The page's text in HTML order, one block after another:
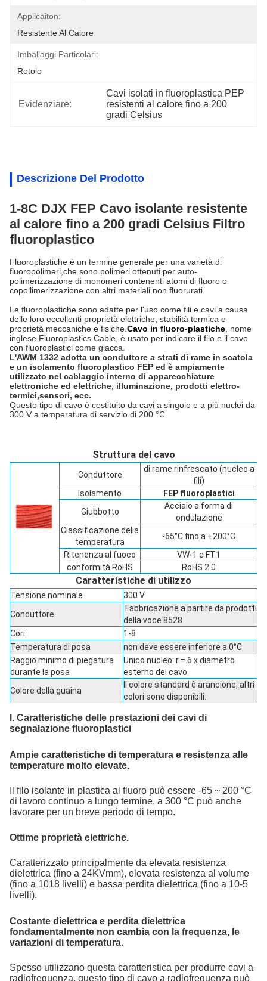
Applicaiton:
Resistente Al Calore
Imballaggi Particolari:
Rotolo
Evidenziare:
Cavi isolati in fluoroplastica PEP
resistenti al calore fino a 200
gradi Celsius
Descrizione Del Prodotto
1-8C DJX FEP Cavo isolante resistente
al calore fino a 200 gradi Celsius Filtro
fluoroplastico
Fluoroplastiche è un termine generale per una varietà di
fluoropolimeri,che sono polimeri ottenuti per auto-
polimerizzazione di monomeri contenenti atomi di fluoro o
copollimerizzazione con altri materiali non fluorurati.
Le fluoroplastiche sono adatte per l'uso come fili e cavi a causa
delle loro eccellenti proprietà elettriche, stabilità termica e
proprietà meccaniche e fisiche. Cavo in fluoro-plastiche , nome
inglese Fluoroplastics Cable, è usato per indicare il filo e il cavo
con fluoroplastici come giacca.
L'AWM 1332 adotta un conduttore a strati di rame in scatola
e un isolamento fluoroplastico FEP ed è ampiamente
utilizzato nel cablaggio interno di apparecchiature
elettroniche ed elettriche, illuminazione, prodotti elettro-
termici,sensori, ecc.
Questo tipo di cavo è costituito da cavi a singolo e a più nuclei da
300 V a temperatura di servizio di 200 °C.
Struttura del cavo
Conduttore
di rame rinfrescato (nucleo a
fili)
Isolamento
FEP fluoroplastici
Giubbotto
Acciaio a forma di
ondulazione
Classificazione della
temperatura
-65°C fino a +200°C
Ritenenza al fuoco
VW-1 e FT1
conformità RoHS
RoHS 2.0
Caratteristiche di utilizzo
Tensione nominale
300 V
Conduttore
Fabbricazione a partire da prodotti
della voce 8528
Cori
1-8
Temperatura di posa
non deve essere inferiore a 0°C
Raggio minimo di piegatura
durante la posa
Unico nucleo: r = 6 x diametro
esterno del cavo
Colore della guaina
Il colore standard è arancione, altri
colori sono disponibili.
I. Caratteristiche delle prestazioni dei cavi di
segnalazione fluoroplastici
Ampie caratteristiche di temperatura e resistenza alle
temperature molto elevate.
Il filo isolante in plastica al fluoro può essere -65 ~ 200 °C
di lavoro continuo a lungo termine, a 300 °C può anche
lavorare per un breve periodo di tempo.
Ottime proprietà elettriche.
Caratterizzato principalmente da elevata resistenza
dielettrica (fino a 24KVmm), elevata resistenza al volume
(fino a 1018 livelli) e bassa perdita dielettrica (fino a 10-5
livelli).
Costante dielettrica e perdita dielettrica
fondamentalmente non cambia con la frequenza, le
variazioni di temperatura.
Spesso utilizzano questa caratteristica per produrre cavi a
radiofrequenza, questo tipo di cavo a radiofrequenza può